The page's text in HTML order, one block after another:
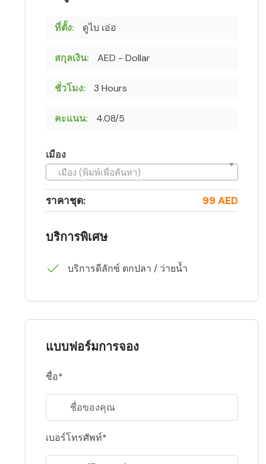
ที่ตั้ง: ดูไบ เอ่อ
สกุลเงิน: AED - Dollar
ชั่วโมง: 3 Hours
คะแนน: 4.08/5
เมือง
เมือง (พิมพ์เพื่อค้นหา)
ราคาชุด: 99 AED
บริการพิเศษ
บริการดีลักซ์ ตกปลา / ว่ายน้ำ
แบบฟอร์มการจอง
ชื่อ*
เบอร์โทรศัพท์*